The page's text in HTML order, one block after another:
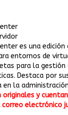
es una
entornos de
para la gestión
Destaca por
la
y
electrónico